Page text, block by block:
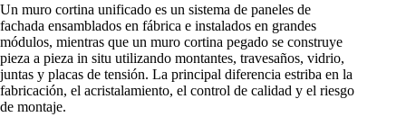
Un muro cortina unificado es un sistema de paneles de
fachada ensamblados en fábrica e instalados en grandes
módulos, mientras que un muro cortina pegado se construye
pieza a pieza in situ utilizando montantes, travesaños, vidrio,
juntas y placas de tensión. La principal diferencia estriba en la
fabricación, el acristalamiento, el control de calidad y el riesgo
de montaje.